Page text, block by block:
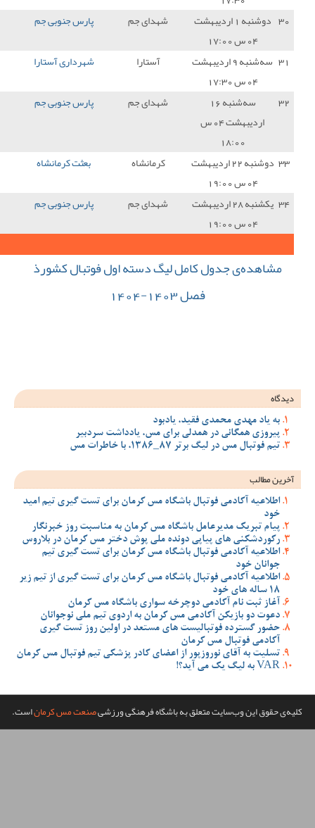
جم پارس جنوبی جم 0 - 0 صنعت نفت آبادان
شهرداری آستارا 0 - 3 پارس جنوبی جم
جم پارس جنوبی جم 2 - 0 پالایش نفت بندرعباس
بعثت کرمانشاه 1 - 1 پارس جنوبی جم
جم پارس جنوبی جم 2 - 0 مس سونگون
اول فوتبال کشورذ
مس، یادداشت سردبیر
مس کرمان برای تست گیری تیم امید
کرمان به مناسبت روز خبرنگار
پوش دختر مس کرمان در بلاروس
مس کرمان برای تست گیری تیم
مس کرمان برای تست گیری از تیم زیر
باشگاه مس کرمان
به اردوی تیم ملی نوجوانان
در اولین روز تست گیری
کادر پزشکی تیم فوتبال مس کرمان
فرهنگی ورزشیصنعت مس کرماناست.